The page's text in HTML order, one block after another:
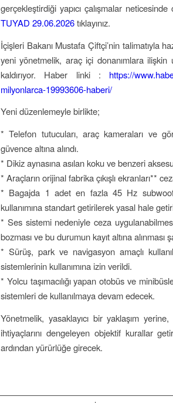
gerçekleştirdiği yapıcı çalışmalar neticesinde
TUYAD 29.06.2026tıklayınız.
İçişleri Bakanı Mustafa Çiftçi’nin talimatıyla
yeni yönetmelik, araç içi donanımlara
kaldırıyor. Haber linki : https://
milyonlarca-19993606-haberi/
Yeni düzenlemeyle birlikte;
* Telefon tutucuları, araç kameraları ve
güvence altına alındı.
* Dikiz aynasına asılan koku ve benzeri
* Araçların orijinal fabrika çıkışlı ekranları**
* Bagajda 1 adet en fazla 45 Hz
kullanımına standart getirilerek yasal hale
* Ses sistemi nedeniyle ceza
bozması ve bu durumun kayıt altına alınması
* Sürüş, park ve navigasyon amaçlı
sistemlerinin kullanımına izin verildi.
* Yolcu taşımacılığı yapan otobüs ve
sistemleri de kullanılmaya devam edecek.
Yönetmelik, yasaklayıcı bir yaklaşım
ihtiyaçlarını dengeleyen objektif kurallar
ardından yürürlüğe girecek.